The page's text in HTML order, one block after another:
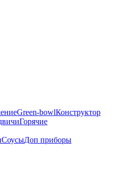
Green-bowlКонструктор
Горячие
СоусыДоп приборы